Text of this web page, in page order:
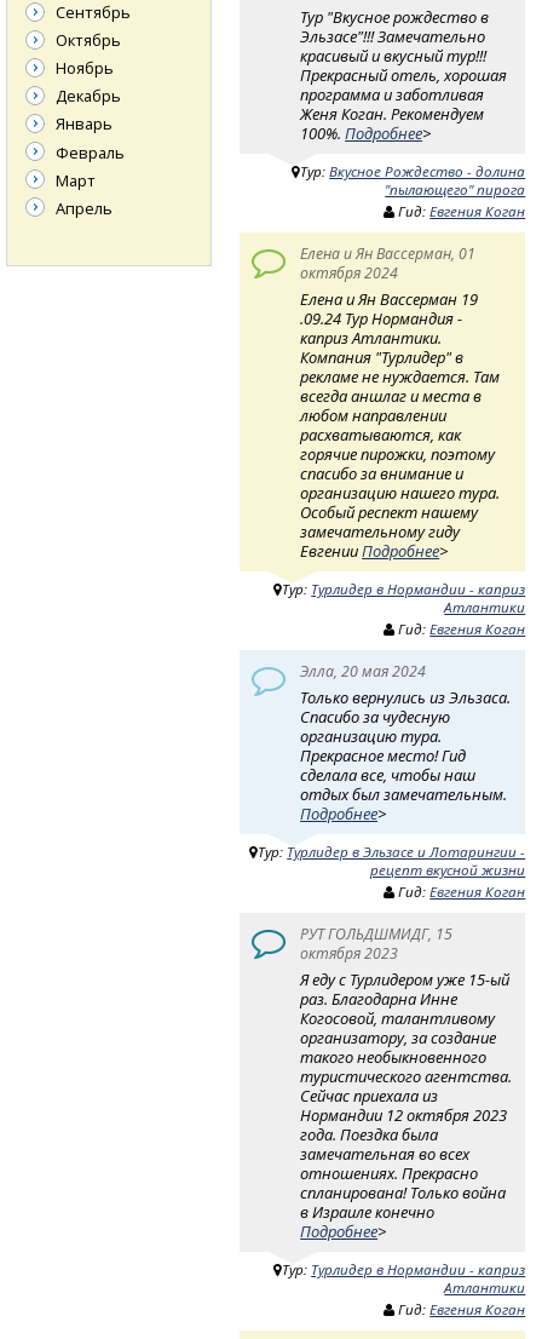
Тур "Вкусное рождество в
Эльзасе"!!! Замечательно
красивый и вкусный тур!!!
Прекрасный отель, хорошая
программа и заботливая
Женя Коган. Рекомендуем
100%.Подробнее>
Тур:Вкусное Рождество - долина
"пылающего" пирога
Гид:Евгения Коган
Елена и Ян Вассерман, 01
октября 2024
Елена и Ян Вассерман 19
.09.24 Тур Нормандия -
каприз Атлантики.
Компания "Турлидер" в
рекламе не нуждается. Там
всегда аншлаг и места в
любом направлении
расхватываются, как
горячие пирожки, поэтому
спасибо за внимание и
организацию нашего тура.
Особый респект нашему
замечательному гиду
ЕвгенииПодробнее>
Тур: Турлидер в Нормандии - каприз
Атлантики
Гид:Евгения Коган
Элла, 20 мая 2024
Только вернулись из Эльзаса.
Спасибо за чудесную
организацию тура.
Прекрасное место! Гид
сделала все, чтобы наш
отдых был замечательным.
Подробнее>
Тур: Турлидер в Эльзасе и Лотарингии -
рецепт вкусной жизни
Гид:Евгения Коган
РУТ ГОЛЬДШМИДГ, 15
октября 2023
Я еду с Турлидером уже 15-ый
раз. Благодарна Инне
Когосовой, талантливому
организатору, за создание
такого необыкновенного
туристического агентства.
Сейчас приехала из
Нормандии 12 октября 2023
года. Поездка была
замечательная во всех
отношениях. Прекрасно
спланирована! Только война
в Израиле конечно
Подробнее>
Тур: Турлидер в Нормандии - каприз
Атлантики
Гид:Евгения Коган
Сентябрь
Октябрь
Ноябрь
Декабрь
Январь
Февраль
Март
Апрель